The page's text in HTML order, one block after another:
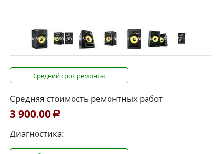
Средний срок ремонта:
Средняя стоимость ремонтных работ
3 900.00 Р
Диагностика: